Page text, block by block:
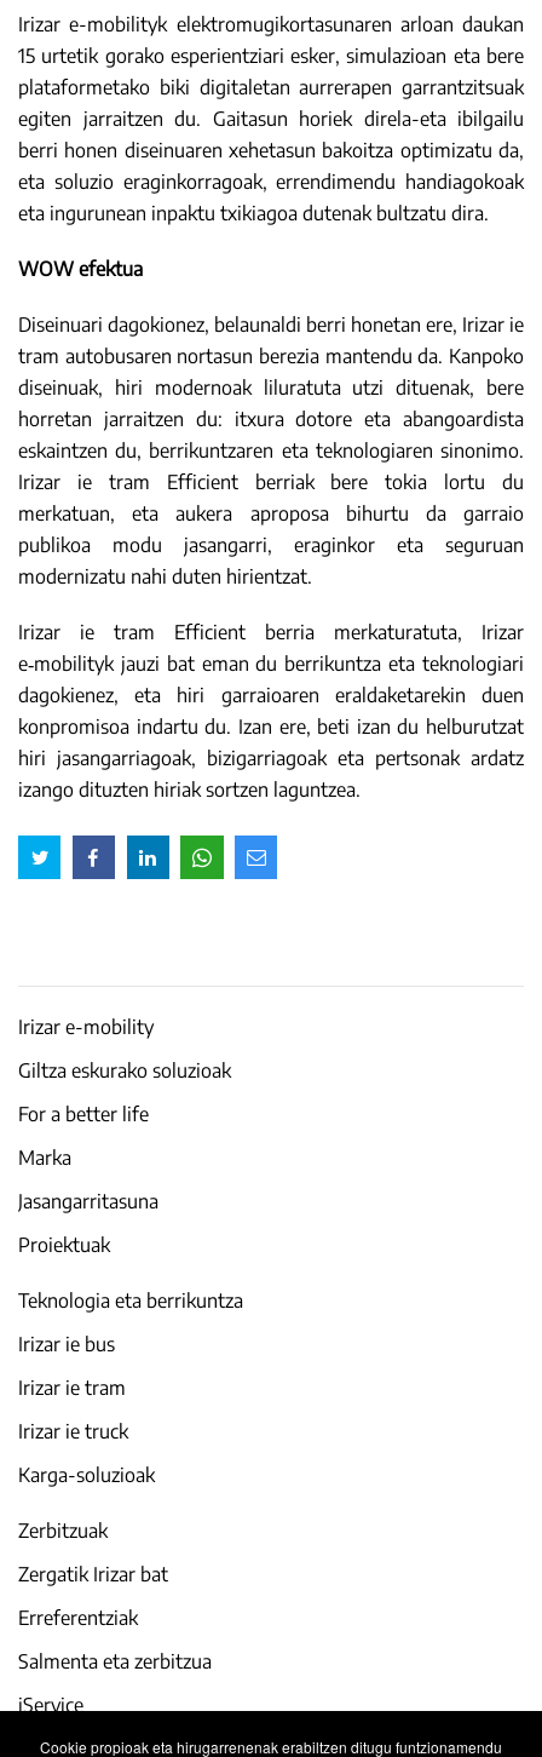
Cookie propioak eta hirugarrenenak erabiltzen ditugu funtzionamendu
Irizar e-mobilityk elektromugikortasunaren arloan daukan
15 urtetik gorako esperientziari esker, simulazioan eta bere
plataformetako biki digitaletan aurrerapen garrantzitsuak
egiten jarraitzen du. Gaitasun horiek direla-eta ibilgailu
berri honen diseinuaren xehetasun bakoitza optimizatu da,
eta soluzio eraginkorragoak, errendimendu handiagokoak
eta ingurunean inpaktu txikiagoa dutenak bultzatu dira.
WOW efektua
Diseinuari dagokionez, belaunaldi berri honetan ere, Irizar ie
tram autobusaren nortasun berezia mantendu da. Kanpoko
diseinuak, hiri modernoak liluratuta utzi dituenak, bere
horretan jarraitzen du: itxura dotore eta abangoardista
eskaintzen du, berrikuntzaren eta teknologiaren sinonimo.
Irizar ie tram Efficient berriak bere tokia lortu du
merkatuan, eta aukera aproposa bihurtu da garraio
publikoa modu jasangarri, eraginkor eta seguruan
modernizatu nahi duten hirientzat.
Irizar ie tram Efficient berria merkaturatuta, Irizar
e‑mobilityk jauzi bat eman du berrikuntza eta teknologiari
dagokienez, eta hiri garraioaren eraldaketarekin duen
konpromisoa indartu du. Izan ere, beti izan du helburutzat
hiri jasangarriagoak, bizigarriagoak eta pertsonak ardatz
izango dituzten hiriak sortzen laguntzea.
Irizar e-mobility
Giltza eskurako soluzioak
For a better life
Marka
Jasangarritasuna
Proiektuak
Teknologia eta berrikuntza
Irizar ie bus
Irizar ie tram
Irizar ie truck
Karga-soluzioak
Zerbitzuak
Zergatik Irizar bat
Erreferentziak
Salmenta eta zerbitzua
iService